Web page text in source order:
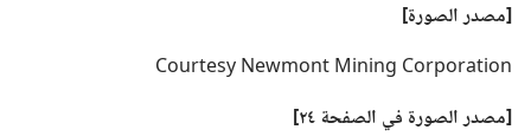
‏[مصدر الصورة]‏
Courtesy Newmont Mining Corporation
‏[مصدر الصورة في الصفحة ٢٤]‏